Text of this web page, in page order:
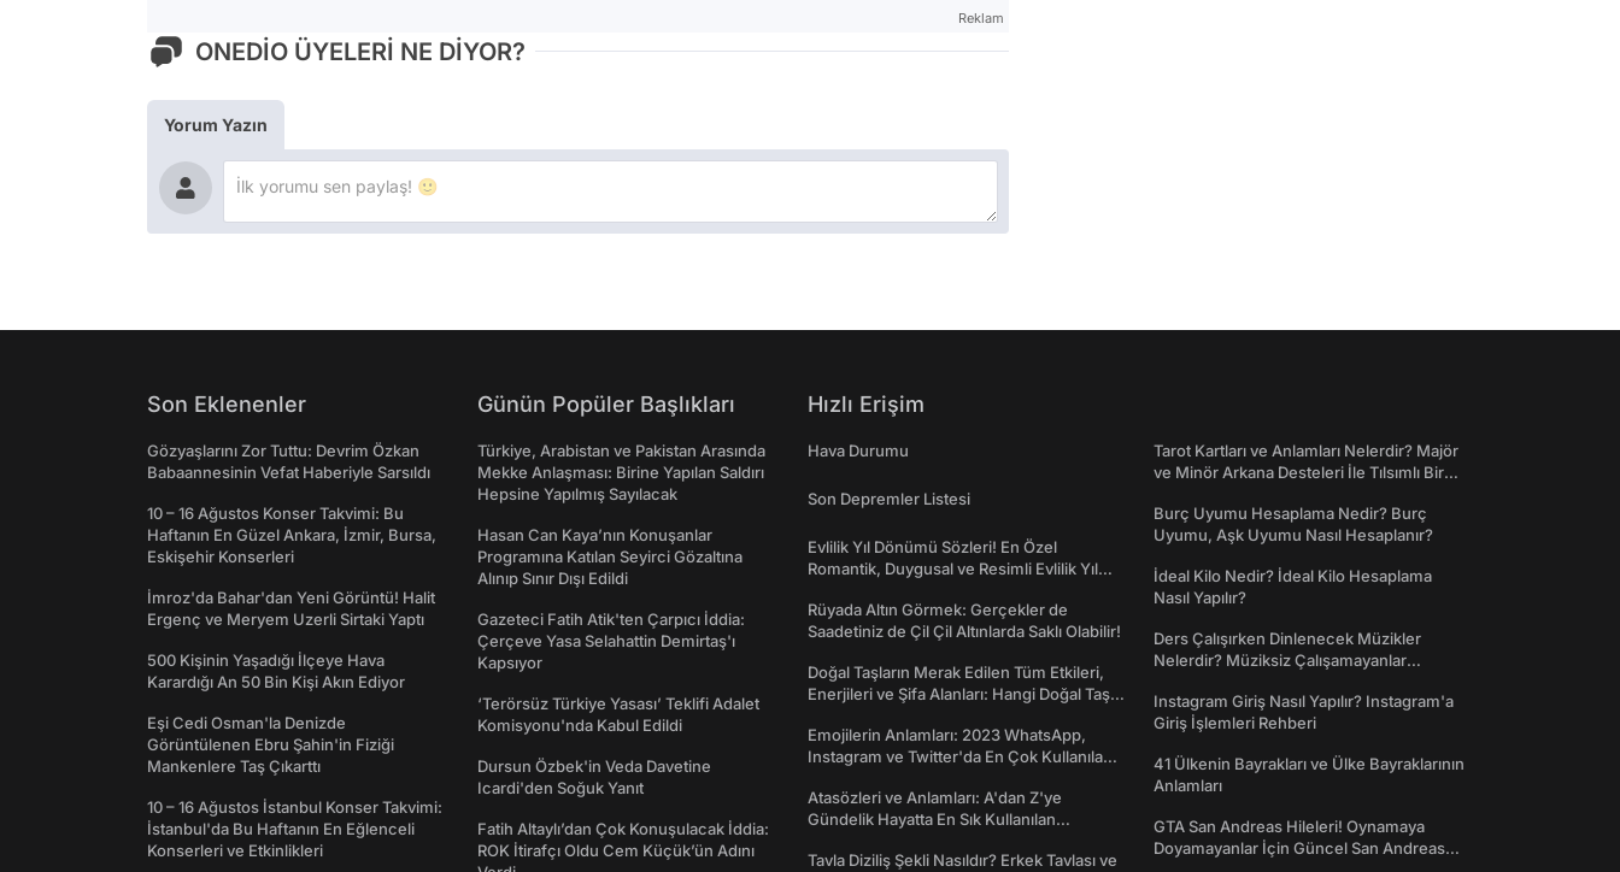
Reklam
ONEDİO ÜYELERİ NE DİYOR?
Yorum Yazın
Son Eklenenler
Gözyaşlarını Zor Tuttu: Devrim Özkan
Babaannesinin Vefat Haberiyle Sarsıldı
10 – 16 Ağustos Konser Takvimi: Bu
Haftanın En Güzel Ankara, İzmir, Bursa,
Eskişehir Konserleri
İmroz'da Bahar'dan Yeni Görüntü! Halit
Ergenç ve Meryem Uzerli Sirtaki Yaptı
500 Kişinin Yaşadığı İlçeye Hava
Karardığı An 50 Bin Kişi Akın Ediyor
Eşi Cedi Osman'la Denizde
Görüntülenen Ebru Şahin'in Fiziği
Mankenlere Taş Çıkarttı
10 – 16 Ağustos İstanbul Konser Takvimi:
İstanbul'da Bu Haftanın En Eğlenceli
Konserleri ve Etkinlikleri
Günün Popüler Başlıkları
Türkiye, Arabistan ve Pakistan Arasında
Mekke Anlaşması: Birine Yapılan Saldırı
Hepsine Yapılmış Sayılacak
Hasan Can Kaya’nın Konuşanlar
Programına Katılan Seyirci Gözaltına
Alınıp Sınır Dışı Edildi
Gazeteci Fatih Atik'ten Çarpıcı İddia:
Çerçeve Yasa Selahattin Demirtaş'ı
Kapsıyor
‘Terörsüz Türkiye Yasası’ Teklifi Adalet
Komisyonu'nda Kabul Edildi
Dursun Özbek'in Veda Davetine
Icardi'den Soğuk Yanıt
Fatih Altaylı’dan Çok Konuşulacak İddia:
ROK İtirafçı Oldu Cem Küçük’ün Adını
Hızlı Erişim
Hava Durumu
Son Depremler Listesi
Evlilik Yıl Dönümü Sözleri! En Özel
Romantik, Duygusal ve Resimli Evlilik Yıl
Rüyada Altın Görmek: Gerçekler de
Saadetiniz de Çil Çil Altınlarda Saklı Olabilir!
Doğal Taşların Merak Edilen Tüm Etkileri,
Enerjileri ve Şifa Alanları: Hangi Doğal Taş
Emojilerin Anlamları: 2023 WhatsApp,
Instagram ve Twitter'da En Çok Kullanılan
Atasözleri ve Anlamları: A'dan Z'ye
Gündelik Hayatta En Sık Kullanılan
Tavla Diziliş Şekli Nasıldır? Erkek Tavlası ve
Tarot Kartları ve Anlamları Nelerdir? Majör
ve Minör Arkana Desteleri İle Tılsımlı Bir
Burç Uyumu Hesaplama Nedir? Burç
Uyumu, Aşk Uyumu Nasıl Hesaplanır?
İdeal Kilo Nedir? İdeal Kilo Hesaplama
Nasıl Yapılır?
Ders Çalışırken Dinlenecek Müzikler
Nelerdir? Müziksiz Çalışamayanlar
Instagram Giriş Nasıl Yapılır? Instagram'a
Giriş İşlemleri Rehberi
41 Ülkenin Bayrakları ve Ülke Bayraklarının
Anlamları
GTA San Andreas Hileleri! Oynamaya
Doyamayanlar İçin Güncel San Andreas